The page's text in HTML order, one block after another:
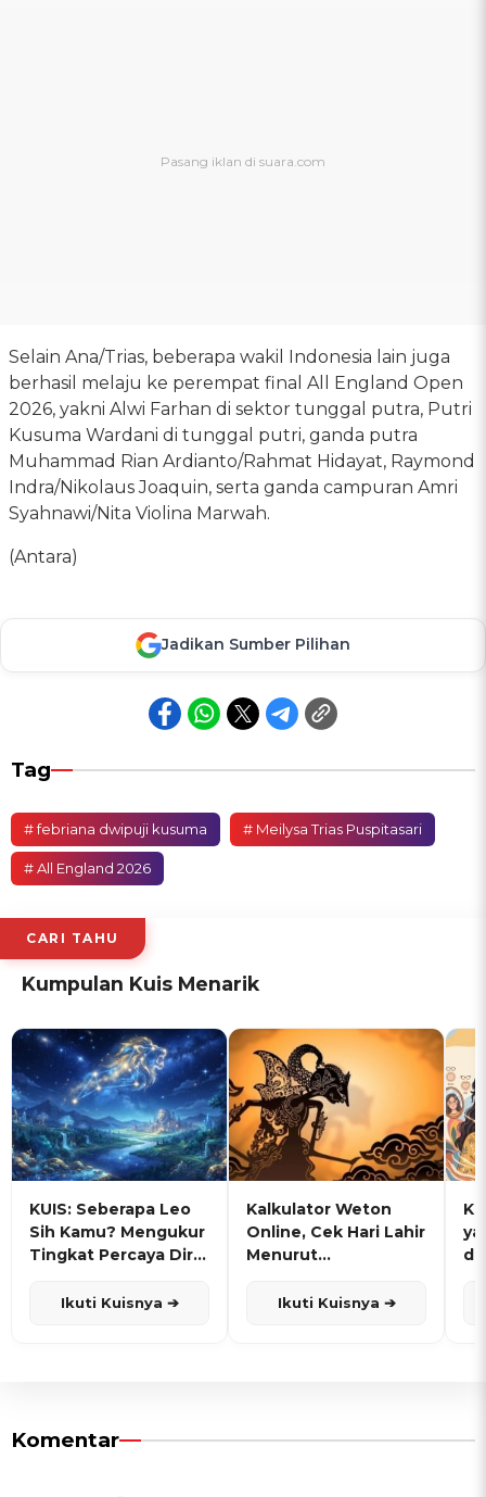
Selain Ana/Trias, beberapa wakil Indonesia lain juga
berhasil melaju ke perempat final All England Open
2026, yakni Alwi Farhan di sektor tunggal putra, Putri
Kusuma Wardani di tunggal putri, ganda putra
Muhammad Rian Ardianto/Rahmat Hidayat, Raymond
Indra/Nikolaus Joaquin, serta ganda campuran Amri
Syahnawi/Nita Violina Marwah.
(Antara)
Jadikan Sumber Pilihan
Tag
# febriana dwipuji kusuma # Meilysa Trias Puspitasari
# All England 2026
CARI TAHU
Kumpulan Kuis Menarik
KUIS: Seberapa Leo
Sih Kamu? Mengukur
Tingkat Percaya Diri
Ikuti Kuisnya ➔
Kalkulator Weton
Online, Cek Hari Lahir
Menurut
Ikuti Kuisnya ➔
Komentar